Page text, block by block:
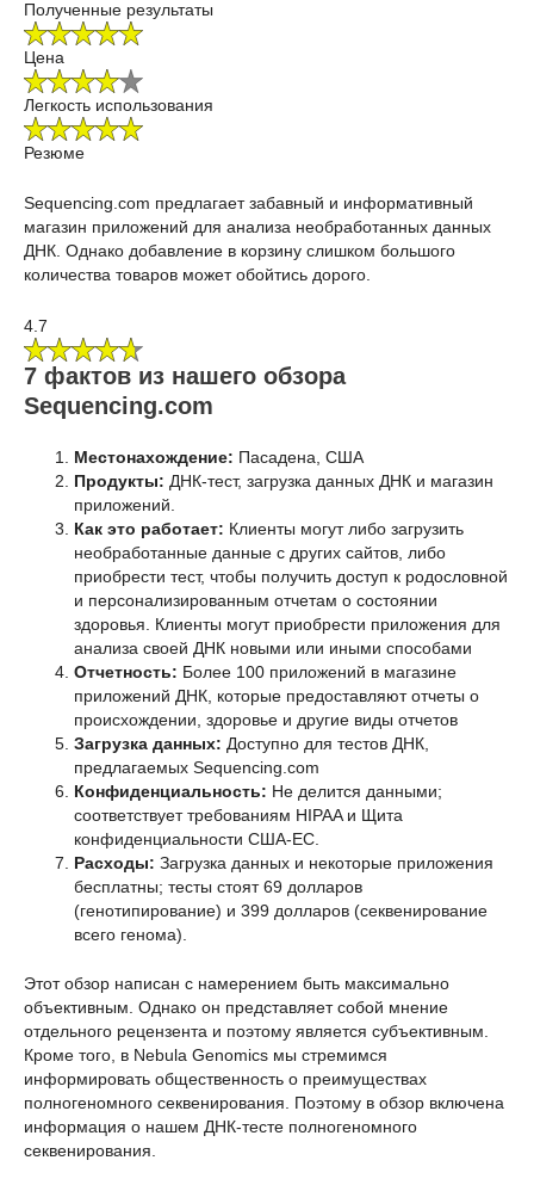
Полученные результаты
Цена
Легкость использования
Резюме
Sequencing.com предлагает забавный и информативный
магазин приложений для анализа необработанных данных
ДНК. Однако добавление в корзину слишком большого
количества товаров может обойтись дорого.
4.7
7 фактов из нашего обзора
Sequencing.com
Местонахождение: Пасадена, США
Продукты: ДНК-тест, загрузка данных ДНК и магазин
приложений.
Как это работает: Клиенты могут либо загрузить
необработанные данные с других сайтов, либо
приобрести тест, чтобы получить доступ к родословной
и персонализированным отчетам о состоянии
здоровья. Клиенты могут приобрести приложения для
анализа своей ДНК новыми или иными способами
Отчетность: Более 100 приложений в магазине
приложений ДНК, которые предоставляют отчеты о
происхождении, здоровье и другие виды отчетов
Загрузка данных: Доступно для тестов ДНК,
предлагаемых Sequencing.com
Конфиденциальность: Не делится данными;
соответствует требованиям HIPAA и Щита
конфиденциальности США-ЕС.
Расходы: Загрузка данных и некоторые приложения
бесплатны; тесты стоят 69 долларов
(генотипирование) и 399 долларов (секвенирование
всего генома).
Этот обзор написан с намерением быть максимально
объективным. Однако он представляет собой мнение
отдельного рецензента и поэтому является субъективным.
Кроме того, в Nebula Genomics мы стремимся
информировать общественность о преимуществах
полногеномного секвенирования. Поэтому в обзор включена
информация о нашем ДНК-тесте полногеномного
секвенирования.